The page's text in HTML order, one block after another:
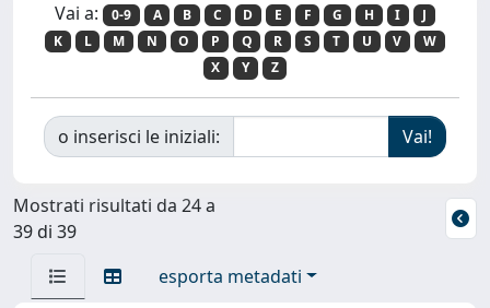
Vai a: 0-9 A B C D E F G H I
J
K
L M N O P Q R S T U V
W
X
Y Z
o inserisci le iniziali:
Mostrati risultati da 24 a
39 di 39
esporta metadati